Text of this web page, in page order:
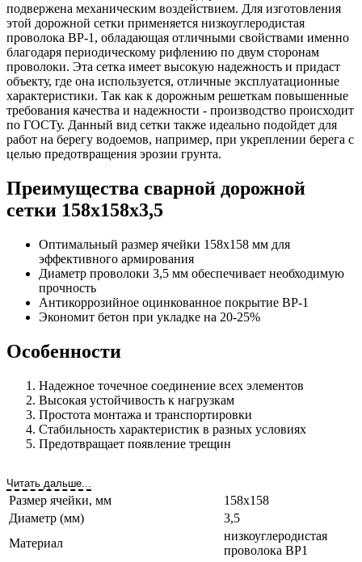
подвержена механическим воздействием. Для изготовления
этой дорожной сетки применяется низкоуглеродистая
проволока ВР-1, обладающая отличными свойствами именно
благодаря периодическому рифлению по двум сторонам
проволоки. Эта сетка имеет высокую надежность и придаст
объекту, где она используется, отличные эксплуатационные
характеристики. Так как к дорожным решеткам повышенные
требования качества и надежности - производство происходит
по ГОСТу. Данный вид сетки также идеально подойдет для
работ на берегу водоемов, например, при укреплении берега с
целью предотвращения эрозии грунта.
Преимущества сварной дорожной
сетки 158х158х3,5
Оптимальный размер ячейки 158х158 мм для
эффективного армирования
Диаметр проволоки 3,5 мм обеспечивает необходимую
прочность
Антикоррозийное оцинкованное покрытие ВР-1
Экономит бетон при укладке на 20-25%
Особенности
Надежное точечное соединение всех элементов
Высокая устойчивость к нагрузкам
Простота монтажа и транспортировки
Стабильность характеристик в разных условиях
Предотвращает появление трещин
Читать дальше...
Размер ячейки, мм
158х158
Диаметр (мм)
3,5
Материал
низкоуглеродистая
проволока ВР1